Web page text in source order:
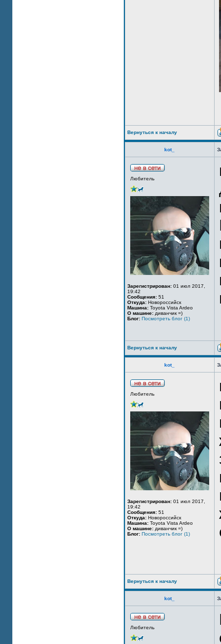
Вернуться к началу
kot_
Любитель
Зарегистрирован: 01 июл 2017,
19:42
Сообщения: 51
Откуда: Новороссийск
Машина: Toyota Vista Ardeo
О машине: диванчик =)
Блог: Посмотреть блог (1)
Вернуться к началу
kot_
Любитель
Зарегистрирован: 01 июл 2017,
19:42
Сообщения: 51
Откуда: Новороссийск
Машина: Toyota Vista Ardeo
О машине: диванчик =)
Блог: Посмотреть блог (1)
Вернуться к началу
kot_
Любитель